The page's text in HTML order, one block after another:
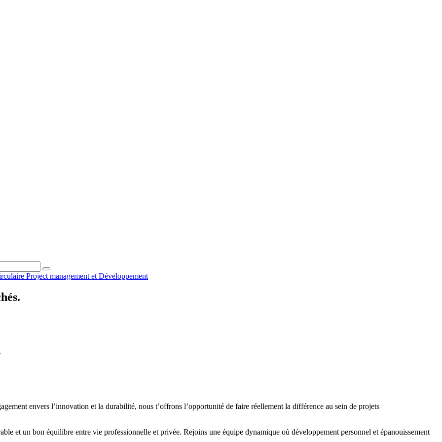
Project management et Développement
envers l’innovation et la durabilité, nous t’offrons l’opportunité de faire réellement la différence au sein de projets
et un bon équilibre entre vie professionnelle et privée. Rejoins une équipe dynamique où développement personnel et épanouissement